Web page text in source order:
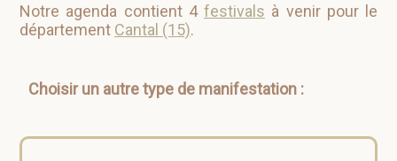
Notre agenda contient 4 festivals à venir pour le
département Cantal (15).
Choisir un autre type de manifestation :